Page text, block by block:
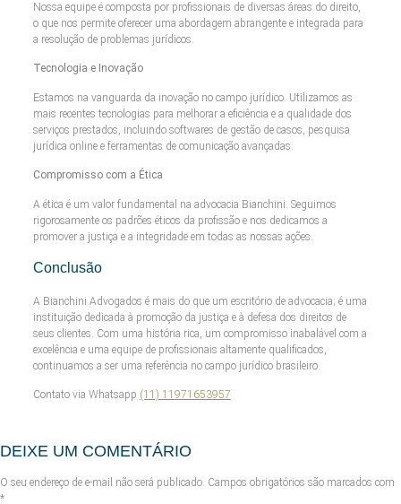
Nossa equipe é composta por profissionais de diversas áreas do direito,
o que nos permite oferecer uma abordagem abrangente e integrada para
a resolução de problemas jurídicos.
Tecnologia e Inovação
Estamos na vanguarda da inovação no campo jurídico. Utilizamos as
mais recentes tecnologias para melhorar a eficiência e a qualidade dos
serviços prestados, incluindo softwares de gestão de casos, pesquisa
jurídica online e ferramentas de comunicação avançadas.
Compromisso com a Ética
A ética é um valor fundamental na advocacia Bianchini. Seguimos
rigorosamente os padrões éticos da profissão e nos dedicamos a
promover a justiça e a integridade em todas as nossas ações.
Conclusão
A Bianchini Advogados é mais do que um escritório de advocacia; é uma
instituição dedicada à promoção da justiça e à defesa dos direitos de
seus clientes. Com uma história rica, um compromisso inabalável com a
excelência e uma equipe de profissionais altamente qualificados,
continuamos a ser uma referência no campo jurídico brasileiro.
Contato via Whatsapp (11) 11971653957
DEIXE UM COMENTÁRIO
O seu endereço de e-mail não será publicado. Campos obrigatórios são marcados com
*